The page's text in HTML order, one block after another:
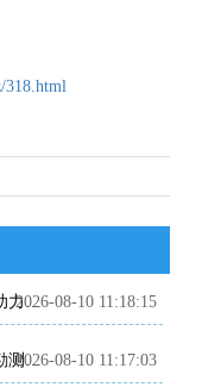
318.html
精准捕捉虫害动态，科研款虫情测报仪助力绿色农业研究
2026-08-10 11:18:15
手持式电波流速仪：野外河道水文应急勘测便携设备
2026-08-10 11:17:03